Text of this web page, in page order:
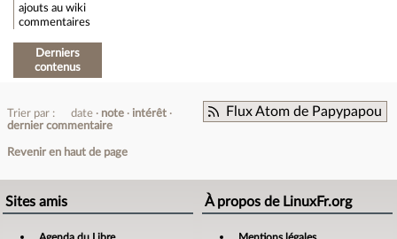
ajouts au wiki
commentaires
Derniers
contenus
Flux Atom de Papypapou
Trier par : date note
intérêt
dernier commentaire
Revenir en haut de page
Sites amis À propos de LinuxFr.org